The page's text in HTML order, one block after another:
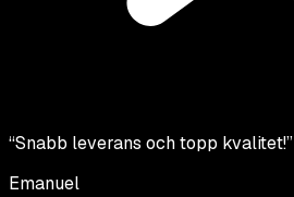
“Snabb leverans och topp kvalitet!”
Emanuel